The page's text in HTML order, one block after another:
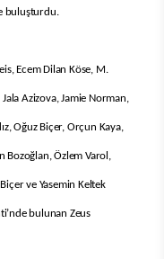
buluşturdu.
Ecem Dilan Köse, M.
Jala Azizova, Jamie Norman,
Oğuz Biçer, Orçun Kaya,
Bozoğlan, Özlem Varol,
ve Yasemin Keltek
bulunan Zeus